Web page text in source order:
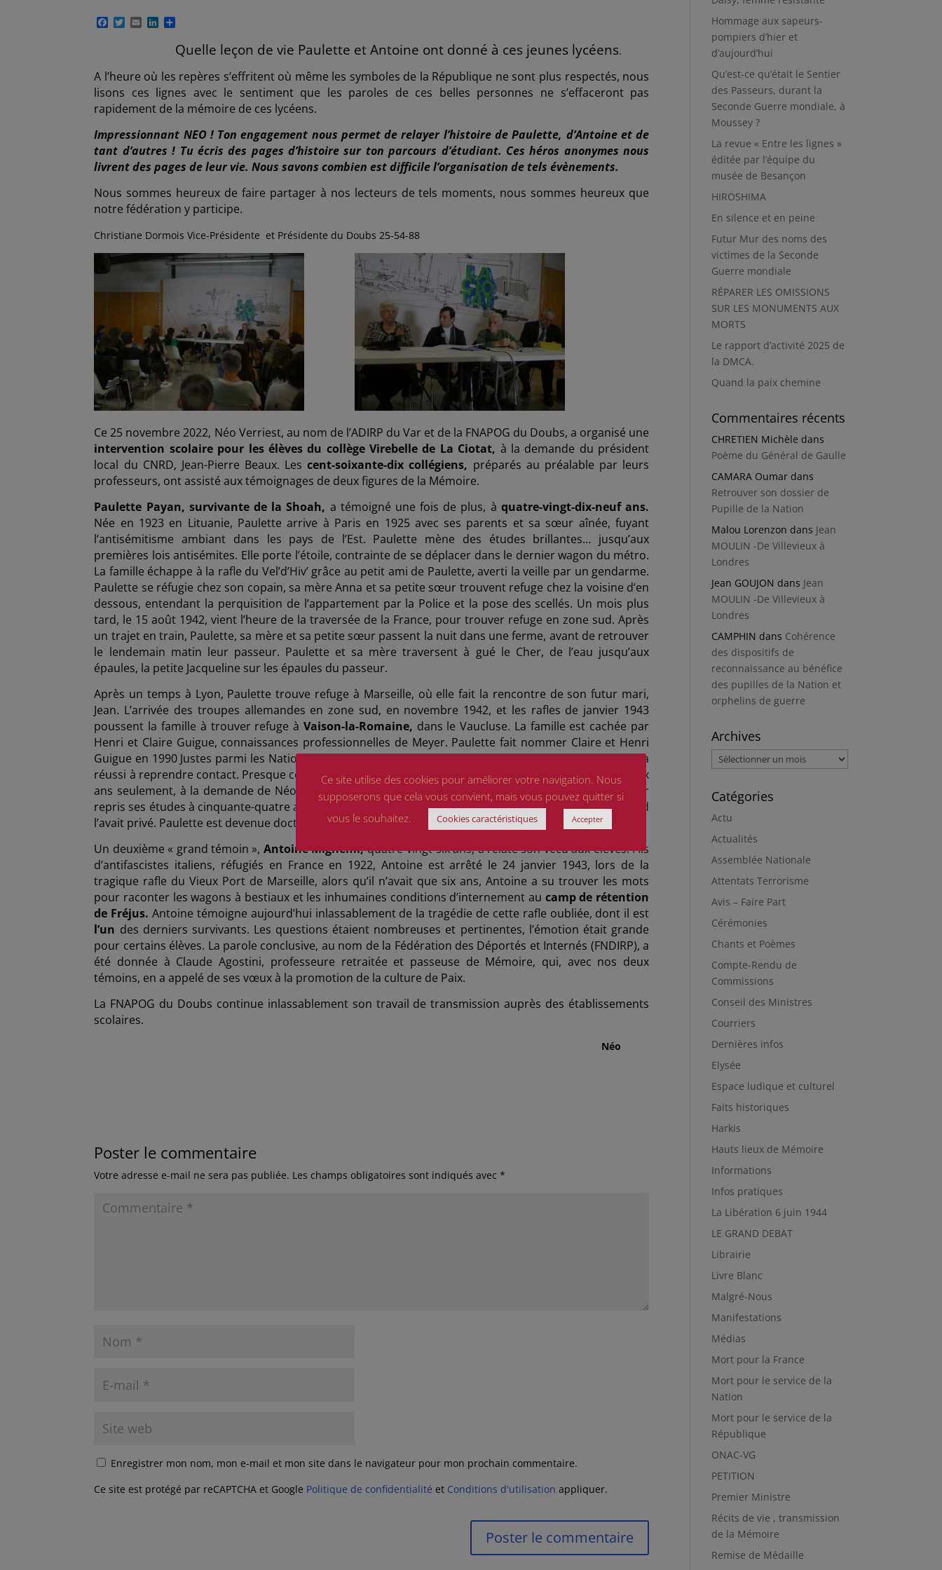
F
o
o
k
T
e
E L
d
I
n
r
t
g
e
r
Quelle leçon de vie Paulette et Antoine ont donné à ces jeunes lycéens.
A l’heure où les repères s’effritent où même les symboles de la République ne sont plus respectés, nous
lisons ces lignes avec le sentiment que les paroles de ces belles personnes ne s’effaceront pas
rapidement de la mémoire de ces lycéens.
Impressionnant NEO ! Ton engagement nous permet de relayer l’histoire de Paulette, d’Antoine et de
tant d’autres ! Tu écris des pages d’histoire sur ton parcours d’étudiant. Ces héros anonymes nous
livrent des pages de leur vie. Nous savons combien est difficile l’organisation de tels évènements.
Nous sommes heureux de faire partager à nos lecteurs de tels moments, nous sommes heureux que
notre fédération y participe.
Christiane Dormois Vice-Présidente et Présidente du Doubs 25-54-88
Ce 25 novembre 2022, Néo Verriest, au nom de l’ADIRP du Var et de la FNAPOG du Doubs, a organisé une
intervention scolaire pour les élèves du collège Virebelle de La Ciotat, à la demande du président
local du CNRD, Jean-Pierre Beaux. Lescent-soixante-dix collégiens, préparés au préalable par leurs
professeurs, ont assisté aux témoignages de deux figures de la Mémoire.
Paulette Payan, survivante de la Shoah, a témoigné une fois de plus, à quatre-vingt-dix-neuf ans.
Née en 1923 en Lituanie, Paulette arrive à Paris en 1925 avec ses parents et sa sœur aînée, fuyant
l’antisémitisme ambiant dans les pays de l’Est. Paulette mène des études brillantes… jusqu’aux
premières lois antisémites. Elle porte l’étoile, contrainte de se déplacer dans le dernier wagon du métro.
La famille échappe à la rafle du Vel’d’Hiv’ grâce au petit ami de Paulette, averti la veille par un gendarme.
Paulette se réfugie chez son copain, sa mère Anna et sa petite sœur trouvent refuge chez la voisine d’en
dessous, entendant la perquisition de l’appartement par la Police et la pose des scellés. Un mois plus
tard, le 15 août 1942, vient l’heure de la traversée de la France, pour trouver refuge en zone sud. Après
un trajet en train, Paulette, sa mère et sa petite sœur passent la nuit dans une ferme, avant de retrouver
le lendemain matin leur passeur. Paulette et sa mère traversent à gué le Cher, de l’eau jusqu’aux
épaules, la petite Jacqueline sur les épaules du passeur.
Après un temps à Lyon, Paulette trouve refuge à Marseille, où elle fait la rencontre de son futur mari,
Jean. L’arrivée des troupes allemandes en zone sud, en novembre 1942, et les rafles de janvier 1943
poussent la famille à trouver refuge à Vaison-la-Romaine, dans le Vaucluse. La famille est cachée par
Henri et Claire Guigue, connaissances professionnelles de Meyer. Paulette fait nommer Claire et Henri
Guigue en 1990 Justes parmi les Nations. La famille restée en Lituanie a été décimée, jamais Paulette n’a
réussi à reprendre contact. Presque centenaire, Paulette ne témoigne devant les élèves que depuis deux
ans seulement, à la demande de Néo. En écho au thème du CNRD 2022/2023, Paulette a rappelé avoir
repris ses études à cinquante-quatre ans, pour poursuivre le parcours scolaire dont l’occupant allemand
l’avait privé. Paulette est devenue docteur en lettres, comme une revanche sur la vie.
Un deuxième « grand témoin », Antoine Mignemi,quatre-vingt-six ans, a relaté son vécu aux élèves. Fils
d’antifascistes italiens, réfugiés en France en 1922, Antoine est arrêté le 24 janvier 1943, lors de la
tragique rafle du Vieux Port de Marseille, alors qu’il n’avait que six ans, Antoine a su trouver les mots
pour raconter les wagons à bestiaux et les inhumaines conditions d’internement au camp de rétention
de Fréjus.Antoine témoigne aujourd’hui inlassablement de la tragédie de cette rafle oubliée, dont il est
l’un des derniers survivants. Les questions étaient nombreuses et pertinentes, l’émotion était grande
pour certains élèves. La parole conclusive, au nom de la Fédération des Déportés et Internés (FNDIRP), a
été donnée à Claude Agostini, professeure retraitée et passeuse de Mémoire, qui, avec nos deux
témoins, en a appelé de ses vœux à la promotion de la culture de Paix.
La FNAPOG du Doubs continue inlassablement son travail de transmission auprès des établissements
scolaires.
Néo
Poster le commentaire
Votre adresse e-mail ne sera pas publiée. Les champs obligatoires sont indiqués avec*
Enregistrer mon nom, mon e-mail et mon site dans le navigateur pour mon prochain commentaire.
Ce site est protégé par reCAPTCHA et Google Politique de confidentialité et Conditions d'utilisation appliquer.
Hommage aux sapeurs-
pompiers d’hier et
d’aujourd’hui
Qu’est-ce qu’était le Sentier
des Passeurs, durant la
Seconde Guerre mondiale, à
Moussey ?
La revue « Entre les lignes »
éditée par l’équipe du
musée de Besançon
HIROSHIMA
En silence et en peine
Futur Mur des noms des
victimes de la Seconde
Guerre mondiale
RÉPARER LES OMISSIONS
SUR LES MONUMENTS AUX
MORTS
Le rapport d’activité 2025 de
la DMCA.
Quand la paix chemine
Commentaires récents
CHRETIEN Michèle dans
Poème du Général de Gaulle
CAMARA Oumar dans
Retrouver son dossier de
Pupille de la Nation
Malou Lorenzon dans Jean
MOULIN -De Villevieux à
Londres
Jean GOUJON dans Jean
MOULIN -De Villevieux à
Londres
CAMPHIN dans Cohérence
des dispositifs de
reconnaissance au bénéfice
des pupilles de la Nation et
orphelins de guerre
Archives
Archives
Catégories
Actu
Actualités
Assemblée Nationale
Attentats Terrorisme
Avis – Faire Part
Cérémonies
Chants et Poèmes
Compte-Rendu de
Commissions
Conseil des Ministres
Courriers
Dernières infos
Elysée
Espace ludique et culturel
Faits historiques
Harkis
Hauts lieux de Mémoire
Informations
Infos pratiques
La Libération 6 juin 1944
LE GRAND DEBAT
Librairie
Livre Blanc
Malgré-Nous
Manifestations
Médias
Mort pour la France
Mort pour le service de la
Nation
Mort pour le service de la
République
ONAC-VG
PETITION
Premier Ministre
Récits de vie , transmission
de la Mémoire
Remise de Médaille
Ce site utilise des cookies pour améliorer votre navigation. Nous
supposerons que cela vous convient, mais vous pouvez quitter si
vous le souhaitez.
Cookies caractéristiques Accepter